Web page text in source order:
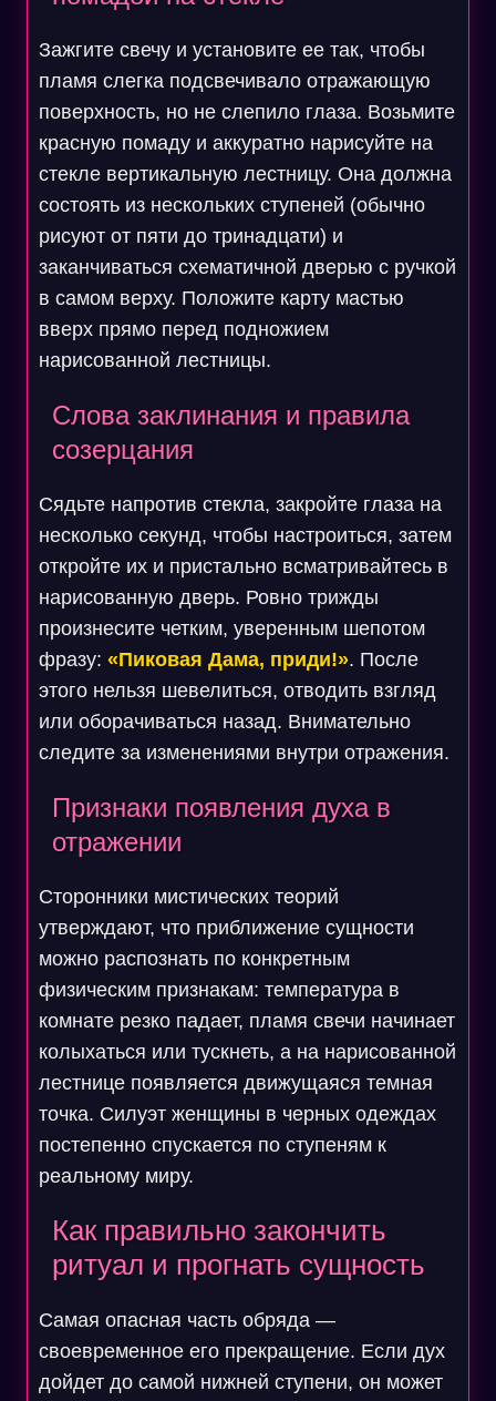
Зажгите свечу и установите ее так, чтобы
пламя слегка подсвечивало отражающую
поверхность, но не слепило глаза. Возьмите
красную помаду и аккуратно нарисуйте на
стекле вертикальную лестницу. Она должна
состоять из нескольких ступеней (обычно
рисуют от пяти до тринадцати) и
заканчиваться схематичной дверью с ручкой
в самом верху. Положите карту мастью
вверх прямо перед подножием
нарисованной лестницы.
Слова заклинания и правила
созерцания
Сядьте напротив стекла, закройте глаза на
несколько секунд, чтобы настроиться, затем
откройте их и пристально всматривайтесь в
нарисованную дверь. Ровно трижды
произнесите четким, уверенным шепотом
фразу: «Пиковая Дама, приди!». После
этого нельзя шевелиться, отводить взгляд
или оборачиваться назад. Внимательно
следите за изменениями внутри отражения.
Признаки появления духа в
отражении
Сторонники мистических теорий
утверждают, что приближение сущности
можно распознать по конкретным
физическим признакам: температура в
комнате резко падает, пламя свечи начинает
колыхаться или тускнеть, а на нарисованной
лестнице появляется движущаяся темная
точка. Силуэт женщины в черных одеждах
постепенно спускается по ступеням к
реальному миру.
Как правильно закончить
ритуал и прогнать сущность
Самая опасная часть обряда —
своевременное его прекращение. Если дух
дойдет до самой нижней ступени, он может